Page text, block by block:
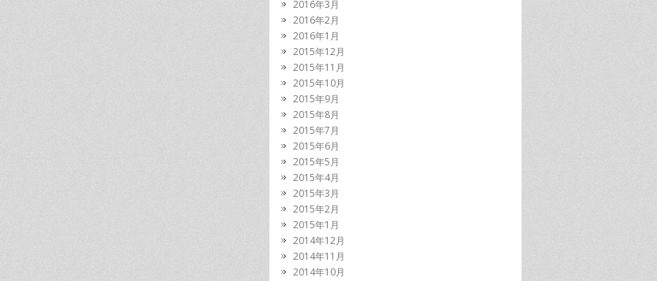
2016年3月
2016年2月
2016年1月
2015年12月
2015年11月
2015年10月
2015年9月
2015年8月
2015年7月
2015年6月
2015年5月
2015年4月
2015年3月
2015年2月
2015年1月
2014年12月
2014年11月
2014年10月